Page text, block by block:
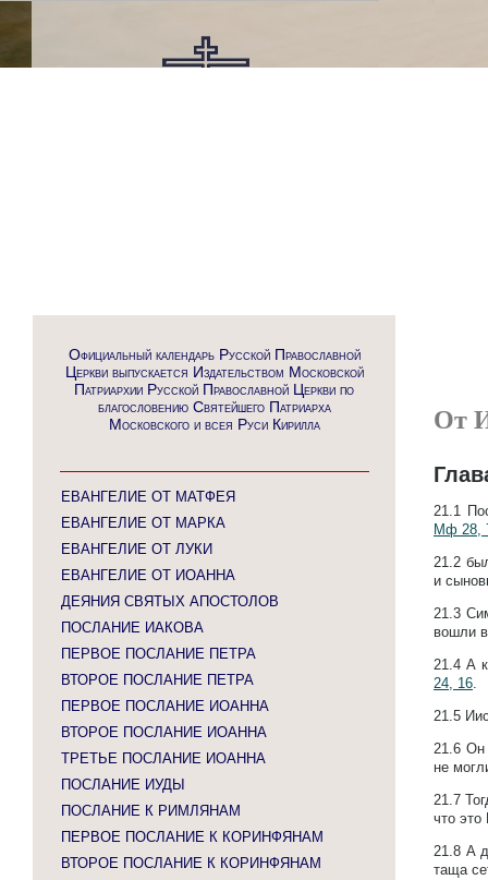
Официальный календарь Русской Православной
Церкви выпускается Издательством Московской
Патриархии Русской Православной Церкви по
благословению Святейшего Патриарха
Московского и всея Руси Кирилла
ЕВАНГЕЛИЕ ОТ МАТФЕЯ
ЕВАНГЕЛИЕ ОТ МАРКА
ЕВАНГЕЛИЕ ОТ ЛУКИ
ЕВАНГЕЛИЕ ОТ ИОАННА
ДЕЯНИЯ СВЯТЫХ АПОСТОЛОВ
ПОСЛАНИЕ ИАКОВА
ПЕРВОЕ ПОСЛАНИЕ ПЕТРА
ВТОРОЕ ПОСЛАНИЕ ПЕТРА
ПЕРВОЕ ПОСЛАНИЕ ИОАННА
ВТОРОЕ ПОСЛАНИЕ ИОАННА
ТРЕТЬЕ ПОСЛАНИЕ ИОАННА
ПОСЛАНИЕ ИУДЫ
ПОСЛАНИЕ К РИМЛЯНАМ
ПЕРВОЕ ПОСЛАНИЕ К КОРИНФЯНАМ
ВТОРОЕ ПОСЛАНИЕ К КОРИНФЯНАМ
От
21.1
Мф 28,
21.2
и
21.3
вошли
21.4 А
24, 16.
21.5
21.6 Он
не
21.7
что
21.8 А
таща